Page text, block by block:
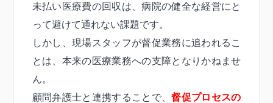
未払い医療費の回収は、病院の健全な経営にと
って避けて通れない課題です。
しかし、現場スタッフが督促業務に追われるこ
とは、本来の医療業務への支障となりかねませ
ん。
顧問弁護士と連携することで、督促プロセスの